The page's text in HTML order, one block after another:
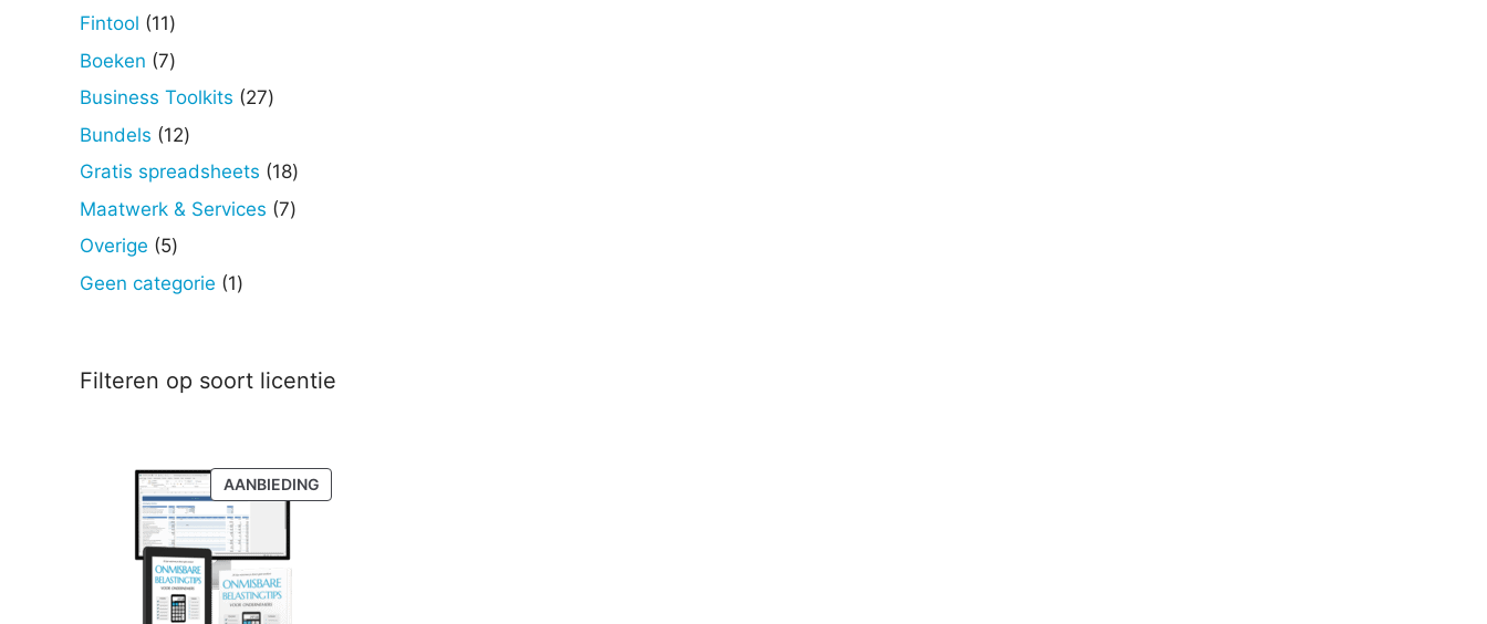
Fintool 1111
producten
Boeken 77
producten
Business Toolkits 2727
Bundels 1212
producten
Gratis spreadsheets 1818
producten
Maatwerk & Services 77
Overige 55
producten
Geen categorie 11
Filteren op soort licentie
AANBIEDINGPRODUCT
IN